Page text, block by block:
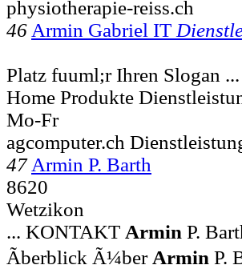
physiotherapie-reiss.ch
46 Armin Gabriel IT
Platz fuuml;r Ihren Slogan ...
Home Produkte
Mo-Fr
agcomputer.ch
47 Armin P. Barth
8620
Wetzikon
... KONTAKT Armin P.
Ãberblick Ã¼ber Armin P.